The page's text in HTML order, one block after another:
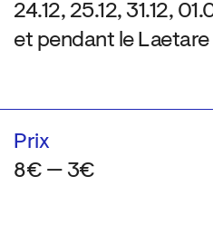
24.12, 25.12, 31.12,
et pendant le
Prix
8€ — 3€